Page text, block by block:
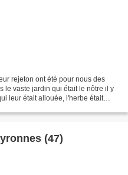
rejeton ont été pour nous des
le vaste jardin qui était le nôtre il y
leur était allouée, l'herbe était
(47)